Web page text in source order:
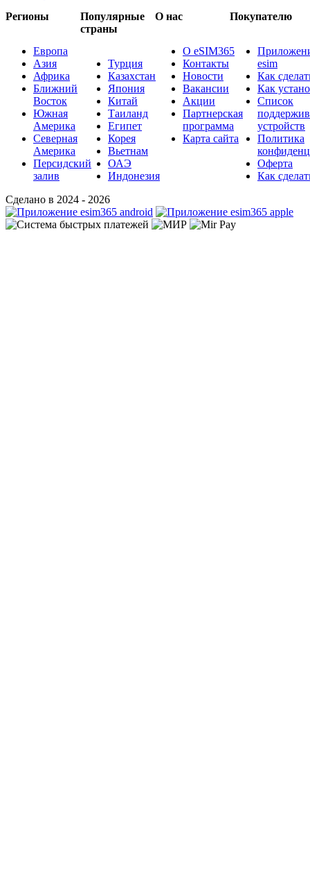
Регионы
Европа
Азия
Африка
Ближний
Восток
Южная
Америка
Северная
Америка
Персидский
залив
Популярные
страны
Турция
Казахстан
Япония
Китай
Таиланд
Египет
Корея
Вьетнам
ОАЭ
Индонезия
О нас
О eSIM365
Контакты
Новости
Вакансии
Акции
Партнерская
программа
Карта сайта
Покупателю
esim
Как
Как
Список
устройств
Политика
Оферта
Как
Сделано в 2024 - 2026